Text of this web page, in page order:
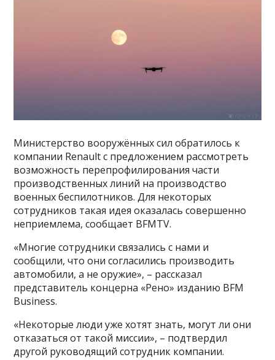
Министерство вооружённых сил обратилось к
компании Renault с предложением рассмотреть
возможность перепрофилирования части
производственных линий на производство
военных беспилотников. Для некоторых
сотрудников такая идея оказалась совершенно
неприемлема, сообщает BFMTV.
«Многие сотрудники связались с нами и
сообщили, что они согласились производить
автомобили, а не оружие», – рассказал
представитель концерна «Рено» изданию BFM
Business.
«Некоторые люди уже хотят знать, могут ли они
отказаться от такой миссии», – подтвердил
другой руководящий сотрудник компании.